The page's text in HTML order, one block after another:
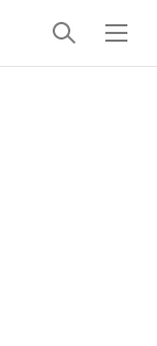
검
색
메
뉴